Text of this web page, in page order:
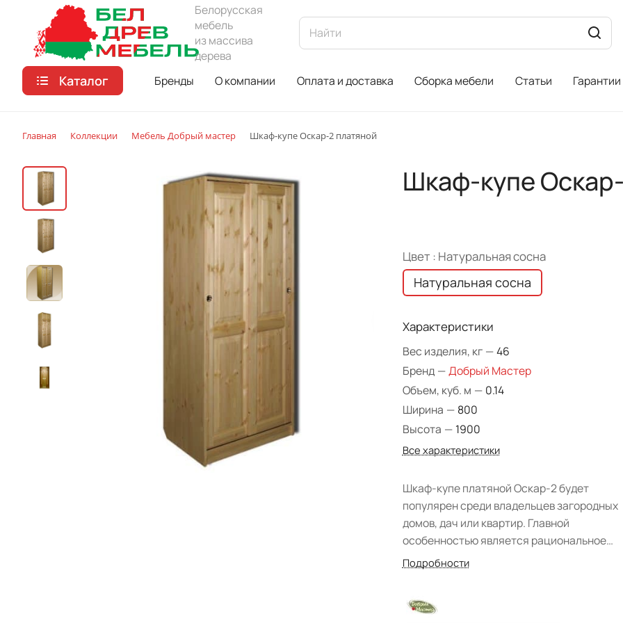
Белорусская
мебель
из массива
дерева
Каталог Бренды О компании Оплата и доставка Сборка мебели Статьи Гарантии
Главная Коллекции Мебель Добрый мастер Шкаф-купе Оскар-2 платяной
Шкаф-купе
Цвет : Натуральная сосна
Натуральная сосна
Характеристики
Вес изделия, кг —46
Бренд —Добрый Мастер
Объем, куб. м — 0.14
Ширина — 800
Высота — 1900
Все характеристики
Шкаф-купе платяной Оскар-2 будет
популярен среди владельцев загородных
домов, дач или квартир. Главной
особенностью является рациональное
распределение пространство,
дополнить как классический, так и
Подробности